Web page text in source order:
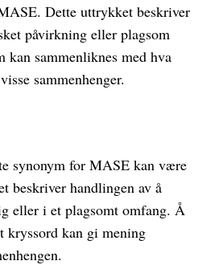
Dette uttrykket beskriver
påvirkning eller plagsom
kan sammenliknes med hva
sammenhenger.
synonym for MASE kan være
beskriver handlingen av å
eller i et plagsomt omfang. Å
kryssord kan gi mening